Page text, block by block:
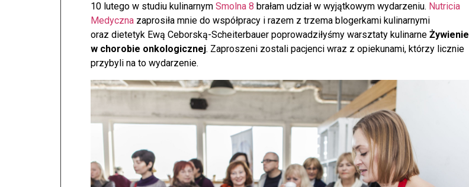
10 lutego w studiu kulinarnym Smolna 8 brałam udział w wyjątkowym wydarzeniu. Nutricia
Medyczna zaprosiła mnie do współpracy i razem z trzema blogerkami kulinarnymi
oraz dietetyk Ewą Ceborską-Scheiterbauer poprowadziłyśmy warsztaty kulinarne Żywienie
w chorobie onkologicznej. Zaproszeni zostali pacjenci wraz z opiekunami, którzy licznie
przybyli na to wydarzenie.